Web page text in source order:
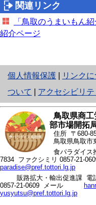
関連リンク
「鳥取のうまいもん
紹介ページ
個人情報保護
と
り
ネ
ッ
ト
へ
の
リンク
ついて
アクセシビリテ
鳥取県商
部市場開拓
住所 〒680-
鳥取県鳥取市
食パラダイス
7834 ファクシミリ 0857-21-
paradise@pref.tottori.lg.jp
販路拡大・輸出促進課 電
0857-21-0609 メール
yusyutsu@pref.tottori.lg.jp